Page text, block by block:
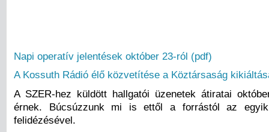
Napi operatív jelentések október 23-ról (pdf)
A Kossuth Rádió élő közvetítése a Köztársaság
A SZER-hez küldött hallgatói üzenetek átiratai
érnek. Búcsúzzunk mi is ettől a forrástól az
felidézésével.